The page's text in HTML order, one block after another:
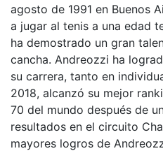
agosto de 1991 en Buenos
a jugar al tenis a una edad
ha demostrado un gran
cancha. Andreozzi ha
su carrera, tanto en
2018, alcanzó su mejor
70 del mundo después de
resultados en el circuito
mayores logros de